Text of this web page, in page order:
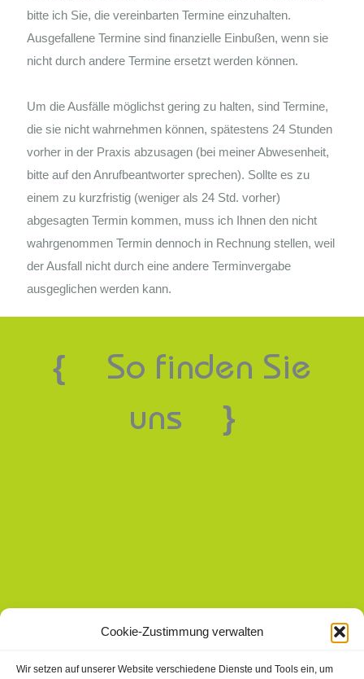
Cookie-Zustimmung verwalten
Wir setzen auf unserer Website verschiedene Dienste und Tools ein, um
bitte ich Sie, die vereinbarten Termine einzuhalten.
Ausgefallene Termine sind finanzielle Einbußen, wenn sie
nicht durch andere Termine ersetzt werden können.
Um die Ausfälle möglichst gering zu halten, sind Termine,
die sie nicht wahrnehmen können, spätestens 24 Stunden
vorher in der Praxis abzusagen (bei meiner Abwesenheit,
bitte auf den Anrufbeantworter sprechen). Sollte es zu
einem zu kurzfristig (weniger als 24 Std. vorher)
abgesagten Termin kommen, muss ich Ihnen den nicht
wahrgenommen Termin dennoch in Rechnung stellen, weil
der Ausfall nicht durch eine andere Terminvergabe
ausgeglichen werden kann.
{
So finden Sie
uns
}